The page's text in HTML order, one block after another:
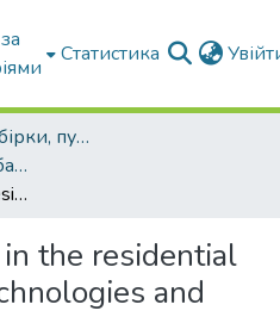
Статистика
Конференції, збірки, публікації молодих вчених і здобувачів : магістрів, бакалаврів, аспірантів.
Публікації здобувачів (бакалаврів. магістрів, аспірантів)
Energy efficiency in the residential sector: current technologies and prospects
the residential
and